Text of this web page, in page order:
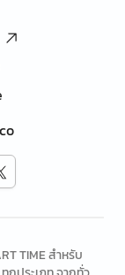
TIME สำหรับ